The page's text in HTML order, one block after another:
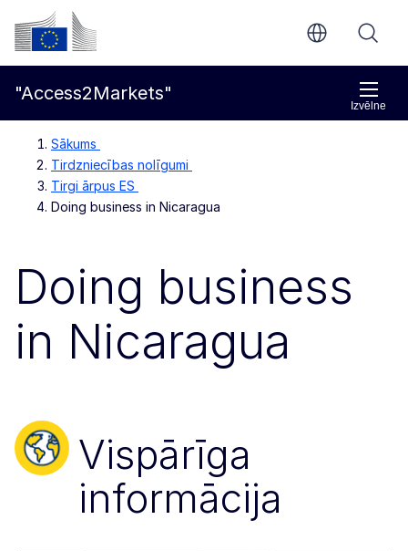
Pāriet uz galveno saturu
Eiropas Komisija
Izvēlne
"Access2Markets"
Sākums
Tirdzniecības nolīgumi
Tirgi ārpus ES
Doing business in Nicaragua
Doing business
in Nicaragua
Vispārīga
informācija